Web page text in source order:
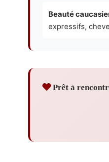
Beauté
expressifs,
Prêt à